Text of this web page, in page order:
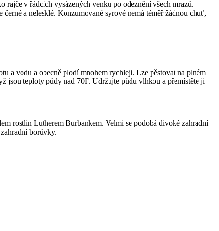
rajče v řádcích vysázených venku po odeznění všech mrazů.
a nelesklé. Konzumované syrové nemá téměř žádnou chuť,
a vodu a obecně plodí mnohem rychleji. Lze pěstovat na plném
jsou teploty půdy nad 70F. Udržujte půdu vlhkou a přemístěte ji
rostlin Lutherem Burbankem. Velmi se podobá divoké zahradní
borůvky.